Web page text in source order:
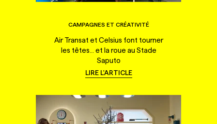
CAMPAGNES ET CRÉATIVITÉ
Air Transat et Celsius font tourner
les têtes... et la roue au Stade
Saputo
LIRE L'ARTICLE